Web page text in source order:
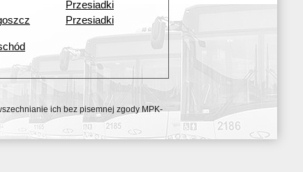
Przesiadki
Przesiadki
ich bez pisemnej zgody MPK-